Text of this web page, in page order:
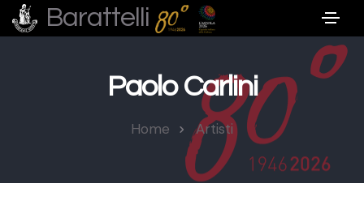
Barattelli
Paolo Carlini
Home Artisti